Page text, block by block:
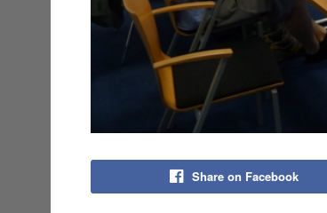
Share on Facebook